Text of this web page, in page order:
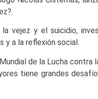
la vejez y el suicidio,
y a la reflexión social.
de la Lucha
tiene grandes